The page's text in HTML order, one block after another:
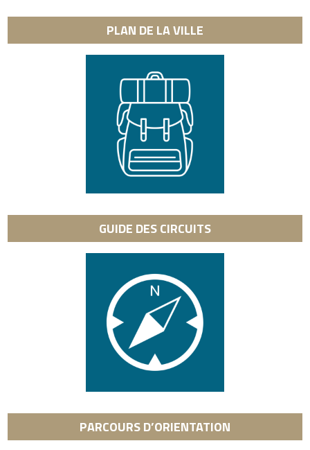
PLAN DE LA VILLE
GUIDE DES CIRCUITS
PARCOURS D’ORIENTATION